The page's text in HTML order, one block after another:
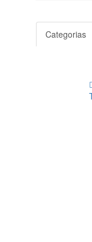
Categorias